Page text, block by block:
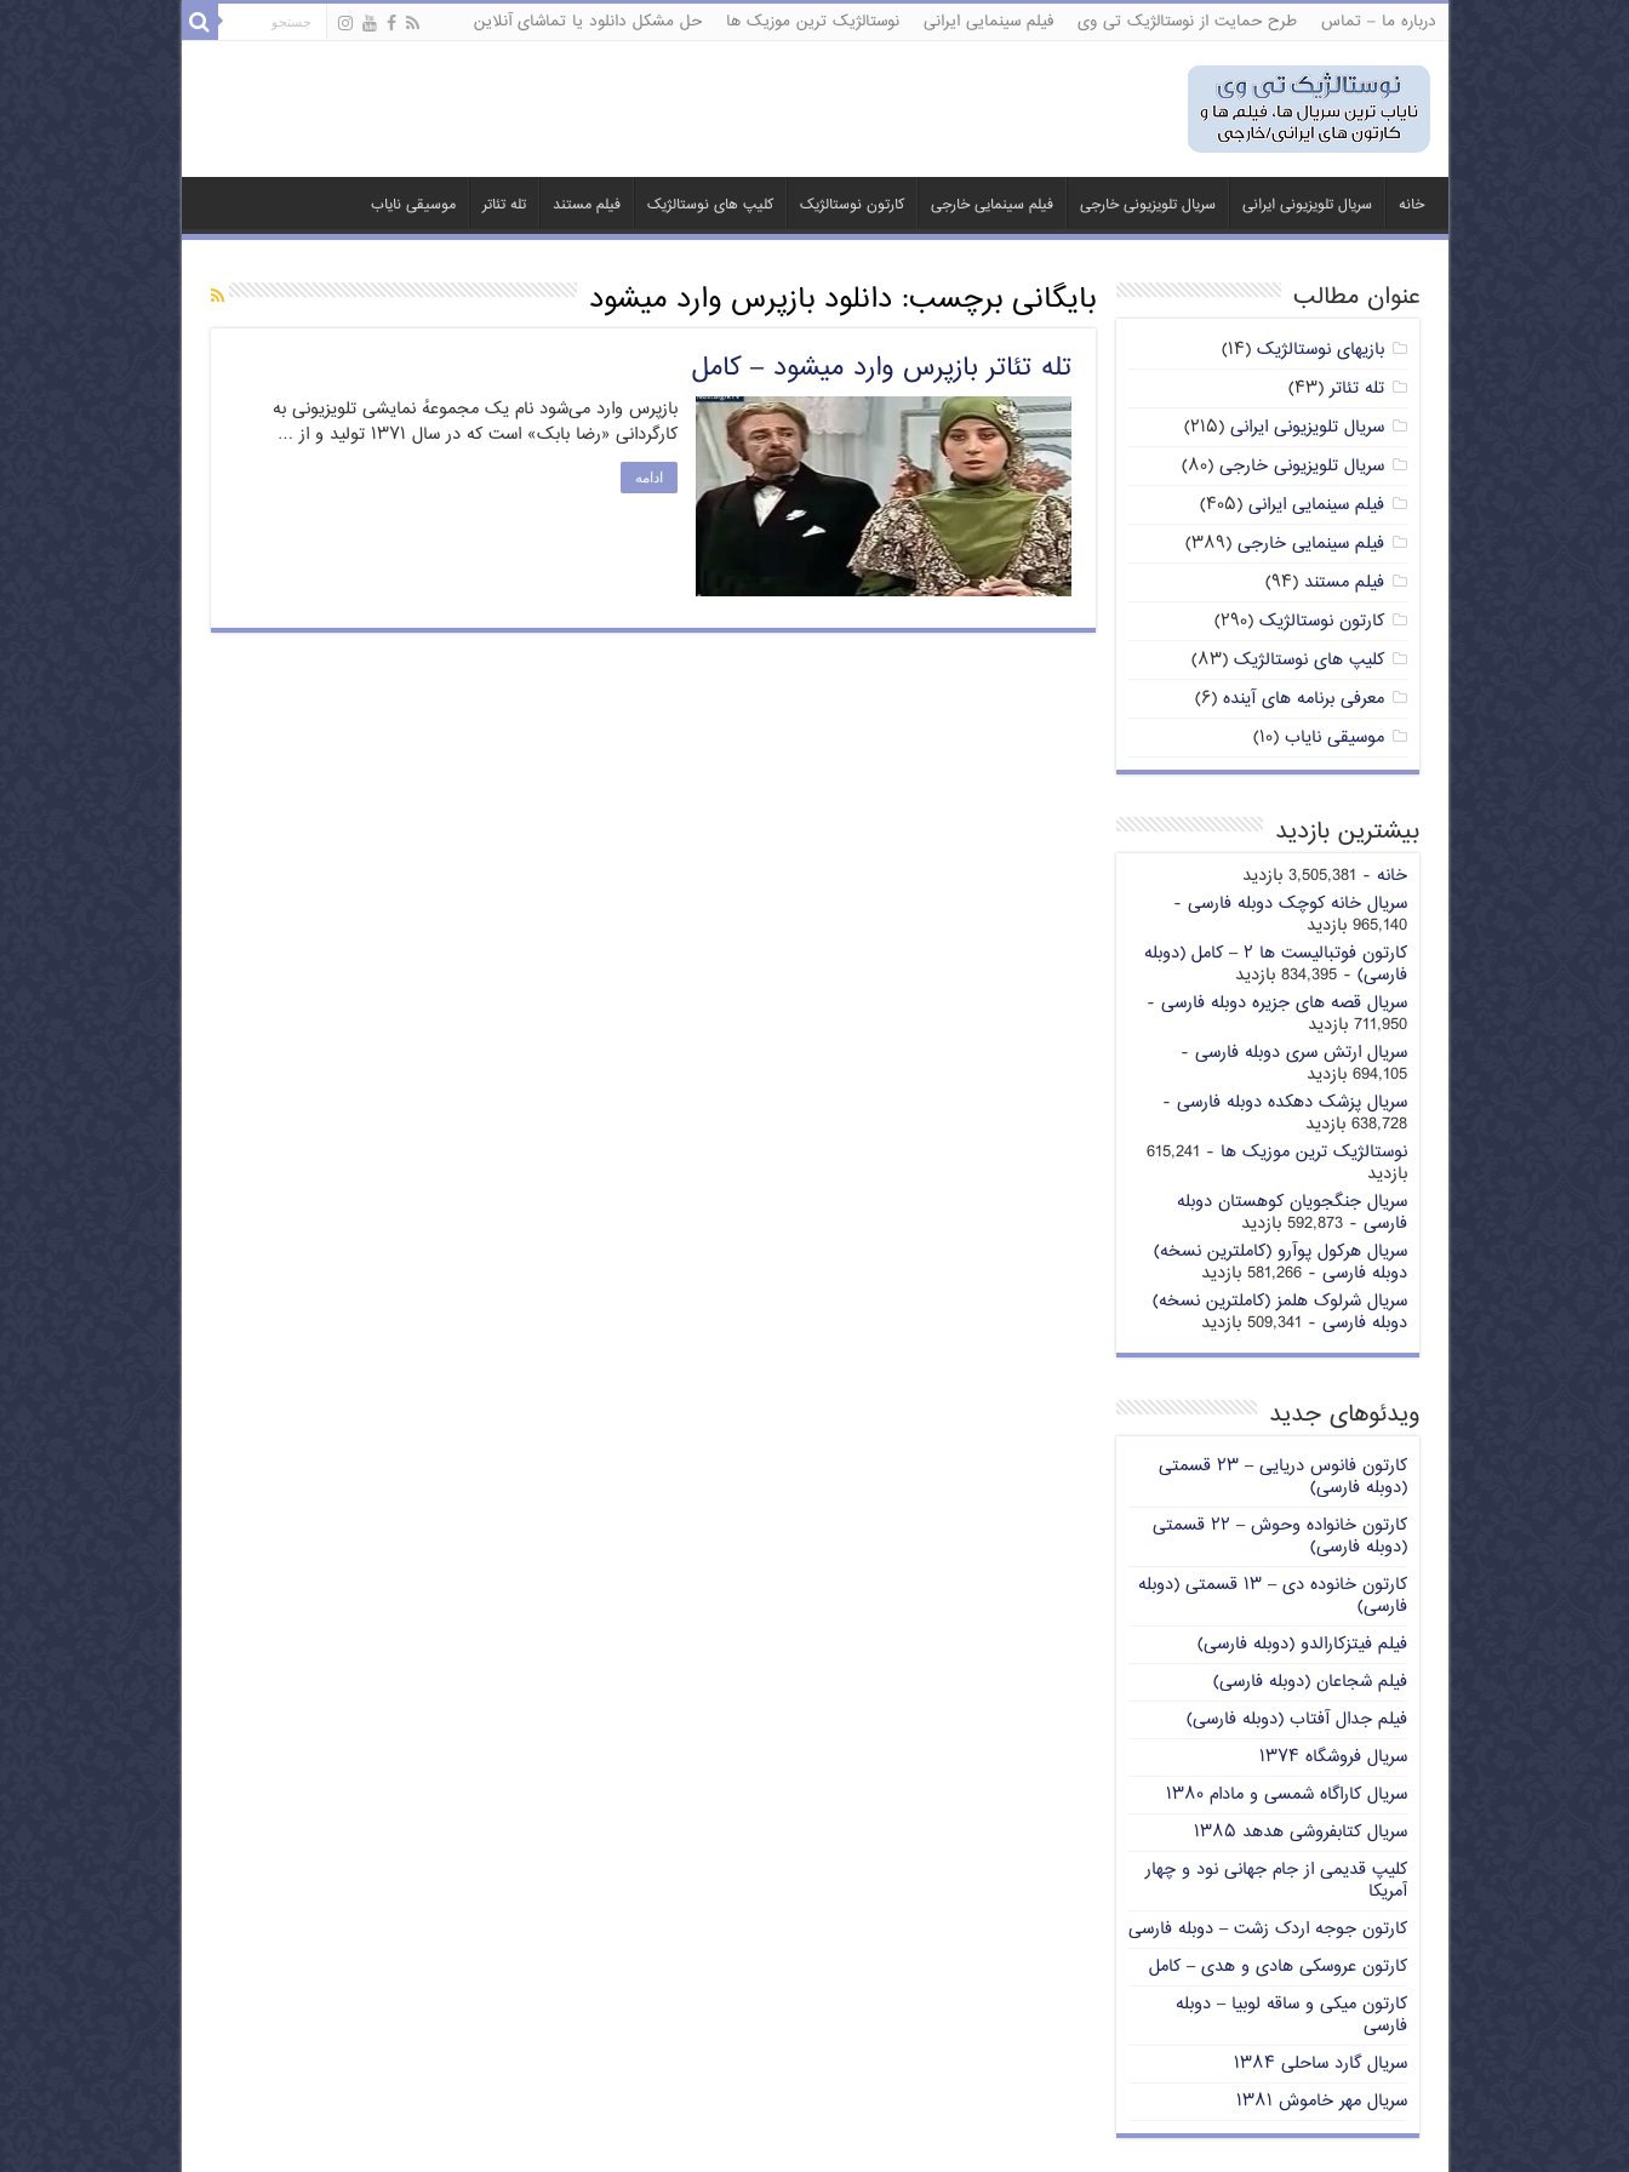
درباره ما – تماس طرح حمایت از نوستالژیک تی وی فیلم سینمایی ایرانی نوستالژیک ترین موزیک ها حل مشکل دانلود یا تماشای آنلاین
خانه سریال تلویزیونی ایرانی سریال تلویزیونی خارجی فیلم سینمایی خارجی کارتون نوستالژیک کلیپ های نوستالژیک فیلم مستند تله تئاتر موسیقی نایاب
بایگانی برچسب: دانلود بازپرس وارد میشود
تله تئاتر بازپرس وارد میشود – کامل
بازپرس وارد می‌شود نام یک مجموعهٔ نمایشی تلویزیونی به
کارگردانی «رضا بابک» است که در سال ۱۳۷۱ تولید و از …
ادامه
عنوان مطالب
بازیهای نوستالژیک (۱۴)
تله تئاتر(۴۳)
سریال تلویزیونی ایرانی (۲۱۵)
سریال تلویزیونی خارجی (۸۰)
فیلم سینمایی ایرانی (۴۰۵)
فیلم سینمایی خارجی (۳۸۹)
فیلم مستند (۹۴)
کارتون نوستالژیک (۲۹۰)
کلیپ های نوستالژیک (۸۳)
معرفی برنامه های آینده (۶)
موسیقی نایاب (۱۰)
بیشترین بازدید
خانه - 3,505,381 بازدید
سریال خانه کوچک دوبله فارسی -
965,140 بازدید
کارتون فوتبالیست ها ۲ – کامل (دوبله
فارسی) - 834,395 بازدید
سریال قصه های جزیره دوبله فارسی -
711,950 بازدید
سریال ارتش سری دوبله فارسی -
694,105 بازدید
سریال پزشک دهکده دوبله فارسی -
638,728 بازدید
نوستالژیک ترین موزیک ها
- 615,241
بازدید
سریال جنگجویان کوهستان دوبله
فارسی - 592,873 بازدید
سریال هرکول پوآرو (کاملترین نسخه)
دوبله فارسی - 581,266 بازدید
سریال شرلوک هلمز (کاملترین نسخه)
دوبله فارسی - 509,341 بازدید
ویدئوهای جدید
کارتون فانوس دریایی – ۲۳ قسمتی
(دوبله فارسی)
کارتون خانواده وحوش – ۲۲ قسمتی
(دوبله فارسی)
کارتون خانوده دی – ۱۳ قسمتی (دوبله
فارسی)
فیلم فیتزکارالدو (دوبله فارسی)
فیلم شجاعان (دوبله فارسی)
فیلم جدال آفتاب (دوبله فارسی)
سریال فروشگاه ۱۳۷۴
سریال کاراگاه شمسی و مادام ۱۳۸۰
سریال کتابفروشی هدهد ۱۳۸۵
کلیپ قدیمی از جام جهانی نود و چهار
آمریکا
کارتون جوجه اردک زشت – دوبله فارسی
کارتون عروسکی هادی و هدی – کامل
کارتون میکی و ساقه لوبیا – دوبله
فارسی
سریال گارد ساحلی ۱۳۸۴
سریال مهر خاموش ۱۳۸۱